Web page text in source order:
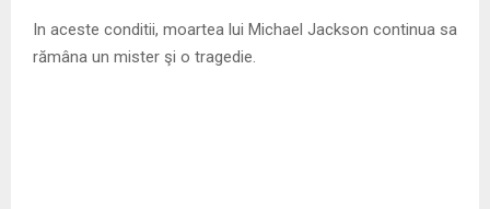
In aceste conditii, moartea lui Michael Jackson continua sa
rămâna un mister şi o tragedie.